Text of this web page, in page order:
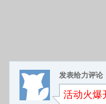
发表给力评论